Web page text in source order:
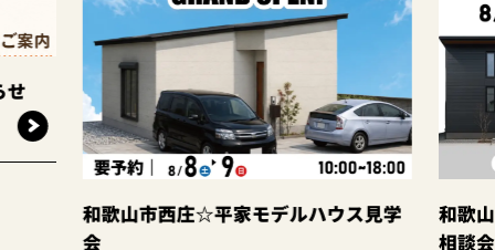
和歌山市西庄☆平家モデルハウス見学
和歌山岩出
相談会☆